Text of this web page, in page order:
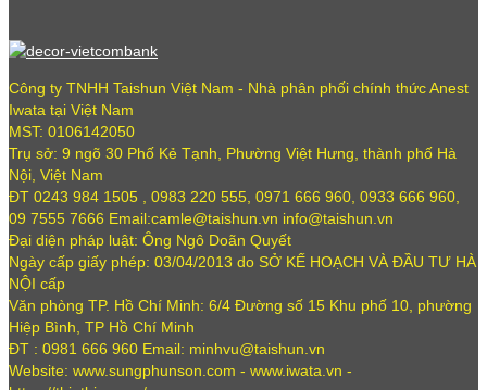
Công ty TNHH Taishun Việt Nam - Nhà phân phối chính thức Anest
Iwata tại Việt Nam
MST: 0106142050
Trụ sở: 9 ngõ 30 Phố Kẻ Tạnh, Phường Việt Hưng, thành phố Hà
Nội, Việt Nam
ĐT 0243 984 1505 , 0983 220 555, 0971 666 960, 0933 666 960,
09 7555 7666 Email:camle@taishun.vn info@taishun.vn
Đại diện pháp luật: Ông Ngô Doãn Quyết
Ngày cấp giấy phép: 03/04/2013 do SỞ KẾ HOẠCH VÀ ĐẦU TƯ HÀ
NỘI cấp
Văn phòng TP. Hồ Chí Minh: 6/4 Đường số 15 Khu phố 10, phường
Hiệp Bình, TP Hồ Chí Minh
ĐT : 0981 666 960 Email: minhvu@taishun.vn
Website: www.sungphunson.com - www.iwata.vn -